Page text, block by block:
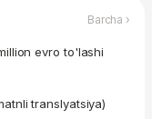
Barcha ›
evro to'lashi
translyatsiya)